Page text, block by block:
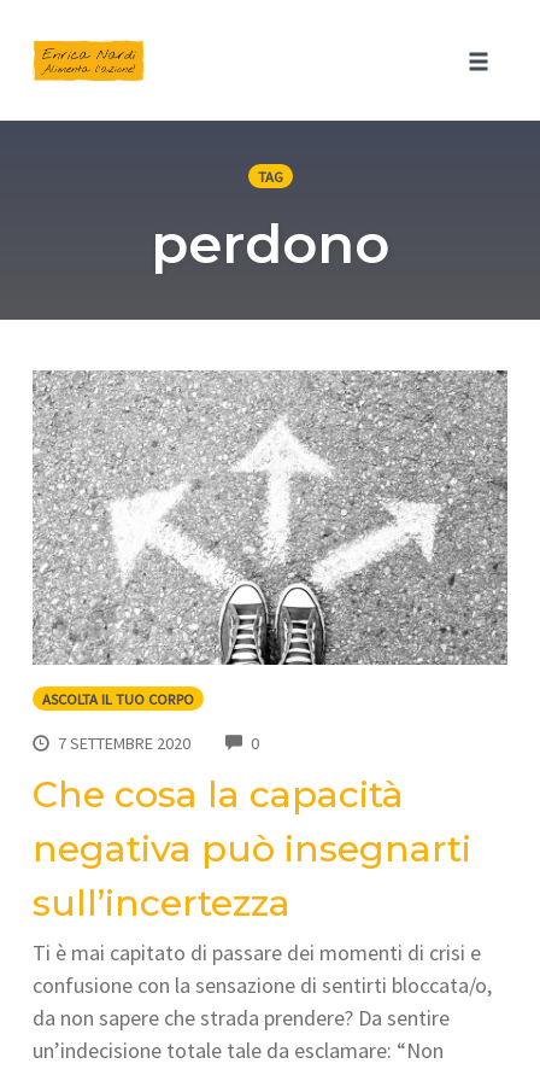
TAG
perdono
ASCOLTA IL TUO CORPO
7 SETTEMBRE 2020 0COMMENTS
Che cosa la capacità
negativa può insegnarti
sull’incertezza
Ti è mai capitato di passare dei momenti di crisi e
confusione con la sensazione di sentirti bloccata/o,
da non sapere che strada prendere? Da sentire
un’indecisione totale tale da esclamare: “Non